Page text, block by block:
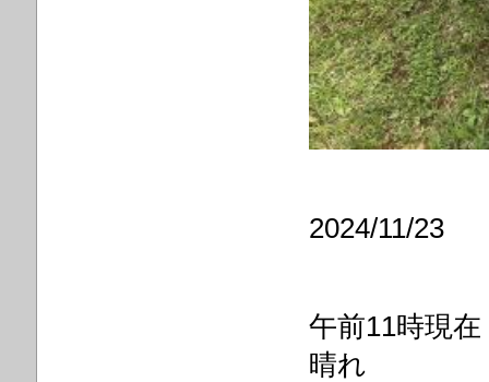
2024/11/23
午前11時現
晴れ